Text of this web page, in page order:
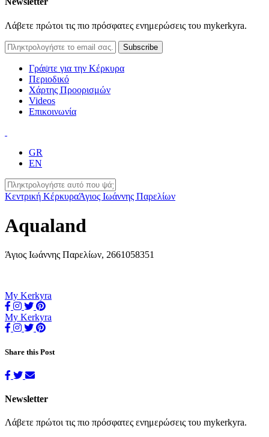
Λάβετε πρώτοι τις πιο πρόσφατες ενημερώσεις του mykerkyra.
Γράψτε για την Κέρκυρα
Περιοδικό
Χάρτης Προορισμών
Videos
Επικοινωνία
GR
EN
Κεντρική ΚέρκυραΆγιος Ιωάννης Παρελίων
Aqualand
Άγιος Ιωάννης Παρελίων, 2661058351
My Kerkyra
My Kerkyra
Share this Post
Newsletter
Λάβετε πρώτοι τις πιο πρόσφατες ενημερώσεις του mykerkyra.